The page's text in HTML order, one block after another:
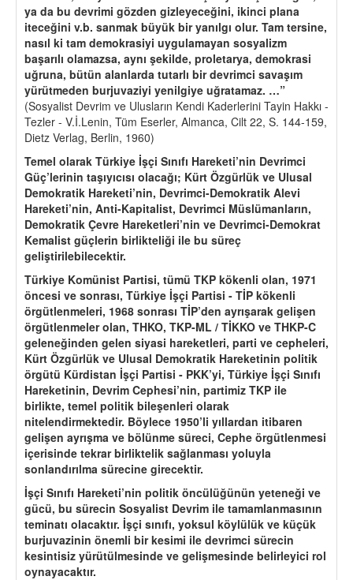
ya da bu devrimi gözden gizleyeceğini, ikinci plana
iteceğini v.b. sanmak büyük bir yanılgı olur. Tam tersine,
nasıl ki tam demokrasiyi uygulamayan sosyalizm
başarılı olamazsa, aynı şekilde, proletarya, demokrasi
uğruna, bütün alanlarda tutarlı bir devrimci savaşım
yürütmeden burjuvaziyi yenilgiye uğratamaz. …”
(Sosyalist Devrim ve Ulusların Kendi Kaderlerini Tayin Hakkı -
Tezler - V.İ.Lenin, Tüm Eserler, Almanca, Cilt 22, S. 144-159,
Dietz Verlag, Berlin, 1960)
Temel olarak Türkiye İşçi Sınıfı Hareketi’nin Devrimci
Güç’lerinin taşıyıcısı olacağı; Kürt Özgürlük ve Ulusal
Demokratik Hareketi’nin, Devrimci-Demokratik Alevi
Hareketi’nin, Anti-Kapitalist, Devrimci Müslümanların,
Demokratik Çevre Hareketleri’nin ve Devrimci-Demokrat
Kemalist güçlerin birlikteliği ile bu süreç
geliştirilebilecektir.
Türkiye Komünist Partisi, tümü TKP kökenli olan, 1971
öncesi ve sonrası, Türkiye İşçi Partisi - TİP kökenli
örgütlenmeleri, 1968 sonrası TİP’den ayrışarak gelişen
örgütlenmeler olan, THKO, TKP-ML / TİKKO ve THKP-C
geleneğinden gelen siyasi hareketleri, parti ve cepheleri,
Kürt Özgürlük ve Ulusal Demokratik Hareketinin politik
örgütü Kürdistan İşçi Partisi - PKK’yi, Türkiye İşçi Sınıfı
Hareketinin, Devrim Cephesi’nin, partimiz TKP ile
birlikte, temel politik bileşenleri olarak
nitelendirmektedir. Böylece 1950’li yıllardan itibaren
gelişen ayrışma ve bölünme süreci, Cephe örgütlenmesi
içerisinde tekrar birliktelik sağlanması yoluyla
sonlandırılma sürecine girecektir.
İşçi Sınıfı Hareketi’nin politik öncülüğünün yeteneği ve
gücü, bu sürecin Sosyalist Devrim ile tamamlanmasının
teminatı olacaktır. İşçi sınıfı, yoksul köylülük ve küçük
burjuvazinin önemli bir kesimi ile devrimci sürecin
kesintisiz yürütülmesinde ve gelişmesinde belirleyici rol
oynayacaktır.